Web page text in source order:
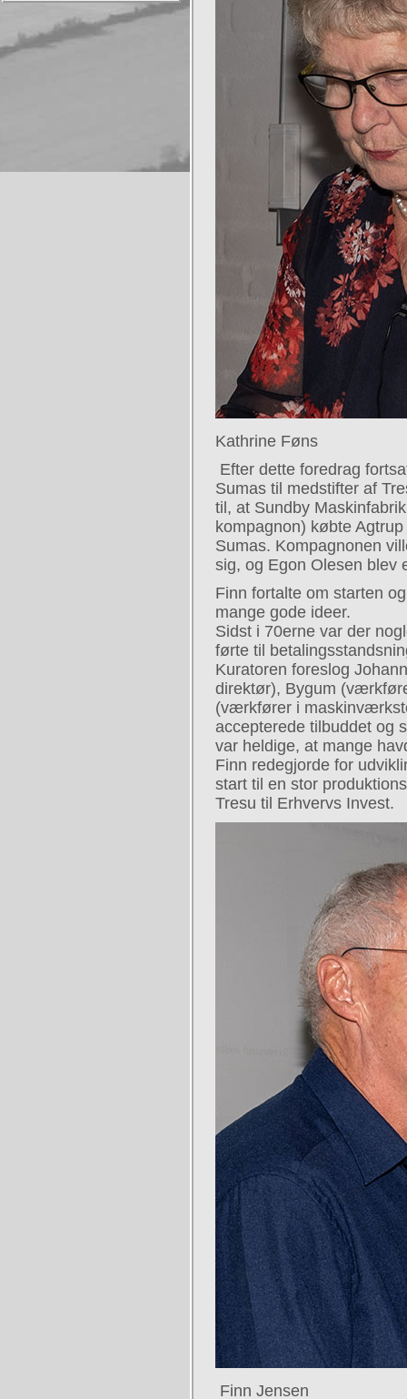
Kathrine Føns
Efter dette foredrag
Sumas til medstifter af
til, at Sundby
kompagnon) købte
Sumas. Kompagnonen
sig, og Egon Olesen blev
Finn fortalte om starten
mange gode ideer.
Sidst i 70erne var der
førte til
Kuratoren foreslog
direktør), Bygum
(værkfører i
accepterede tilbuddet og
var heldige, at mange
Finn redegjorde for
start til en stor
Tresu til Erhvervs Invest.
Finn Jensen